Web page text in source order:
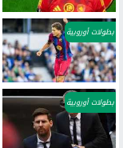
بطولات أوروبية
بطولات أوروبية